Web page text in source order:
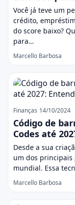
Você já teve um
crédito,
do score baixo?
para…
Marcello Barbosa
Finanças 14/10/2024
Código de
Codes até
Desde a sua
um dos principais
mundial. Essa
Marcello Barbosa